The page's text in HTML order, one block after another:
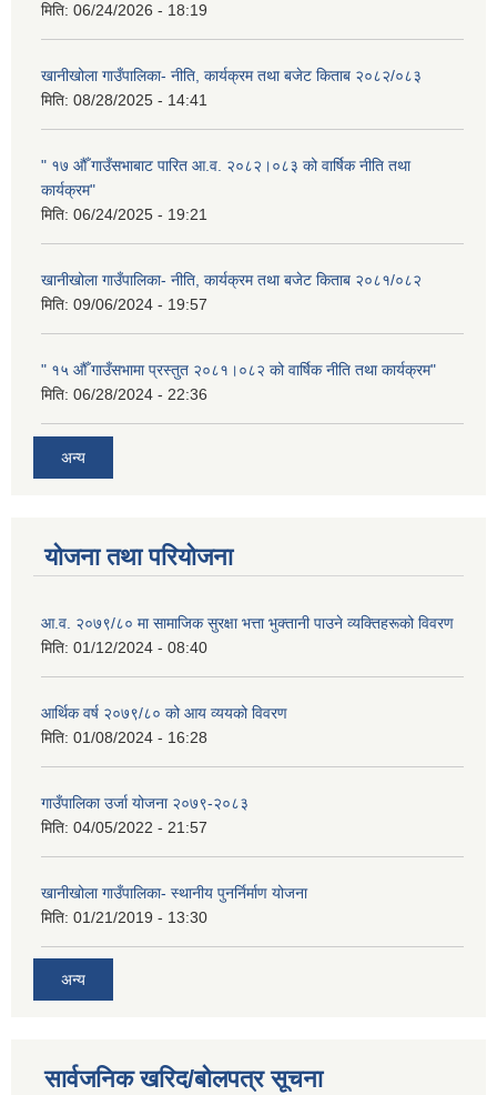
मिति: 06/24/2026 - 18:19
खानीखोला गाउँपालिका- नीति, कार्यक्रम तथा बजेट किताब २०८२/०८३
मिति: 08/28/2025 - 14:41
" १७ औँ गाउँसभाबाट पारित आ.व. २०८२।०८३ को वार्षिक नीति तथा
कार्यक्रम"
मिति: 06/24/2025 - 19:21
खानीखोला गाउँपालिका- नीति, कार्यक्रम तथा बजेट किताब २०८१/०८२
मिति: 09/06/2024 - 19:57
" १५ औँ गाउँसभामा प्रस्तुत २०८१।०८२ को वार्षिक नीति तथा कार्यक्रम"
मिति: 06/28/2024 - 22:36
अन्य
योजना तथा परियोजना
आ.व. २०७९/८० मा सामाजिक सुरक्षा भत्ता भुक्तानी पाउने व्यक्तिहरूको विवरण
मिति: 01/12/2024 - 08:40
आर्थिक वर्ष २०७९/८० को आय व्ययको विवरण
मिति: 01/08/2024 - 16:28
गाउँपालिका उर्जा योजना २०७९-२०८३
मिति: 04/05/2022 - 21:57
खानीखोला गाउँपालिका- स्थानीय पुनर्निर्माण योजना
मिति: 01/21/2019 - 13:30
अन्य
सार्वजनिक खरिद/बोलपत्र सूचना